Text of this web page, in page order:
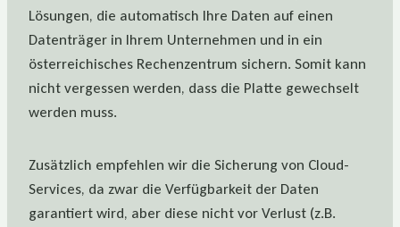
Lösungen, die automatisch Ihre Daten auf einen
Datenträger in Ihrem Unternehmen und in ein
österreichisches Rechenzentrum sichern. Somit kann
nicht vergessen werden, dass die Platte gewechselt
werden muss.
Zusätzlich empfehlen wir die Sicherung von Cloud-
Services, da zwar die Verfügbarkeit der Daten
garantiert wird, aber diese nicht vor Verlust (z.B.